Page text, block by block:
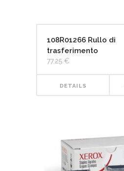
108R01266 Rullo di
trasferimento
77,25 €
DETAILS